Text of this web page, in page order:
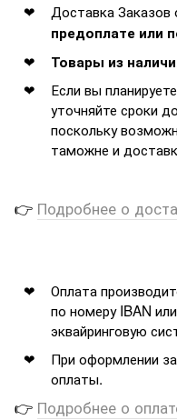
Доставка Заказов
предоплате или
Товары из
Если вы
уточняйте сроки
поскольку
таможне и
👉 Подробнее о
Оплата
по номеру IBAN
эквайринговую
При оформлении
оплаты.
👉 Подробнее о